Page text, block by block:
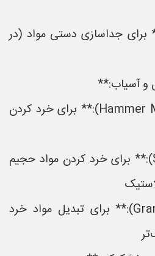
جداسازی دستی مواد (در
و آسیاب:**
* **آسیاب چکشی (Hammer Mill):** برای خرد کردن
* **خردکن (Shredder):** برای خرد کردن مواد حجیم
* **گرانولاتور (Granulator):** برای تبدیل مواد خرد